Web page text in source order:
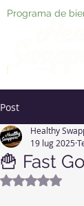
Programa de
Post
🍟 Fast
Healthy
19 lug 2025